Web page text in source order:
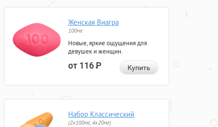
Женская Виагра
100мг
Новые, яркие ощущения для
девушек и женщин.
от 116Р Купить
Набор Классический
(2x100мг, 4x20мг)